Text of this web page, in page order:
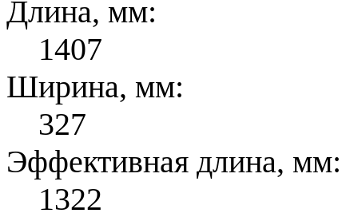
Длина, мм:
1407
Ширина, мм:
327
Эффективная длина, мм:
1322